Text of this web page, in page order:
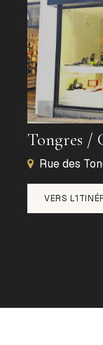
Tongres /
Rue des
VERS